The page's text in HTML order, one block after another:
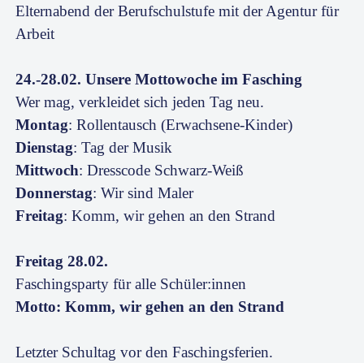
Elternabend der Berufschulstufe mit der Agentur für
Arbeit
24.-28.02. Unsere Mottowoche im Fasching
Wer mag, verkleidet sich jeden Tag neu.
Montag: Rollentausch (Erwachsene-Kinder)
Dienstag: Tag der Musik
Mittwoch: Dresscode Schwarz-Weiß
Donnerstag: Wir sind Maler
Freitag: Komm, wir gehen an den Strand
Freitag 28.02.
Faschingsparty für alle Schüler:innen
Motto: Komm, wir gehen an den Strand
Letzter Schultag vor den Faschingsferien.